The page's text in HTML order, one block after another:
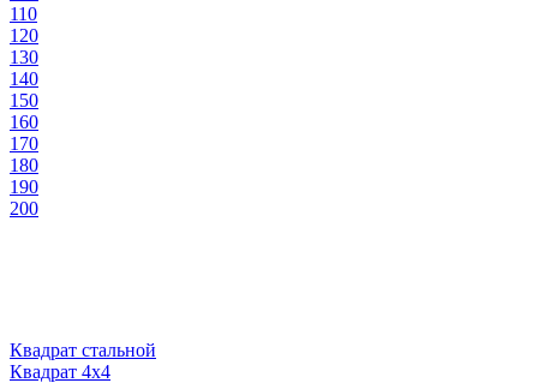
110
120
130
140
150
160
170
180
190
200
Квадрат стальной
Квадрат 4х4